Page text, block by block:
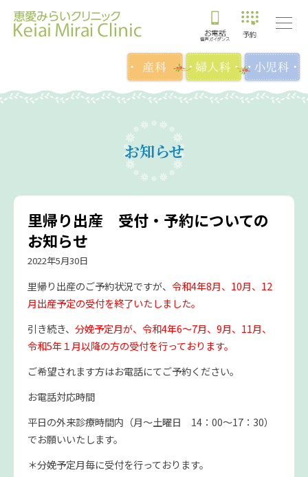
お知らせ
里帰り出産 受付・予約についての
お知らせ
2022年5月30日
里帰り出産のご予約状況ですが、 令和4年8月、10月、12
月出産予定の受付を終了いたしました。
引き続き、 分娩予定月が、令和4年6～7月、9月、11月、
令和5年１月以降の方の受付を行っております。
ご希望されます方はお電話にてご予約ください。
お電話対応時間
平日の外来診療時間内（月～土曜日 14：00～17：30）
でお願いいたします。
＊分娩予定月毎に受付を行っております。